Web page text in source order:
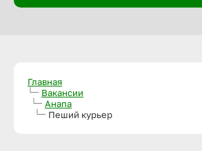
Главная
Вакансии
Анапа
Пеший курьер